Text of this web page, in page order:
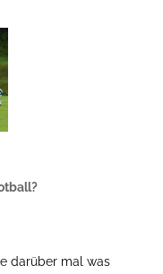
darüber mal was